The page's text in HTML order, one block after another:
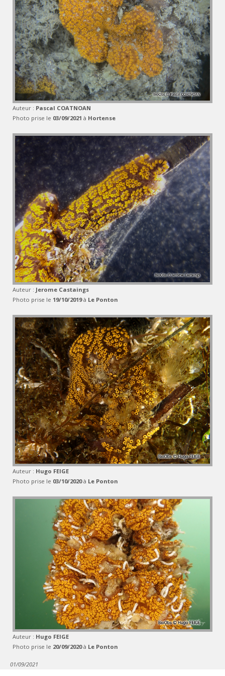
Auteur : Pascal COATNOAN
Photo prise le 03/09/2021 à Hortense
Auteur : Jerome Castaings
Photo prise le 19/10/2019à Le Ponton
Auteur : Hugo FEIGE
Photo prise le 03/10/2020à Le Ponton
Auteur : Hugo FEIGE
Photo prise le 20/09/2020à Le Ponton
01/09/2021